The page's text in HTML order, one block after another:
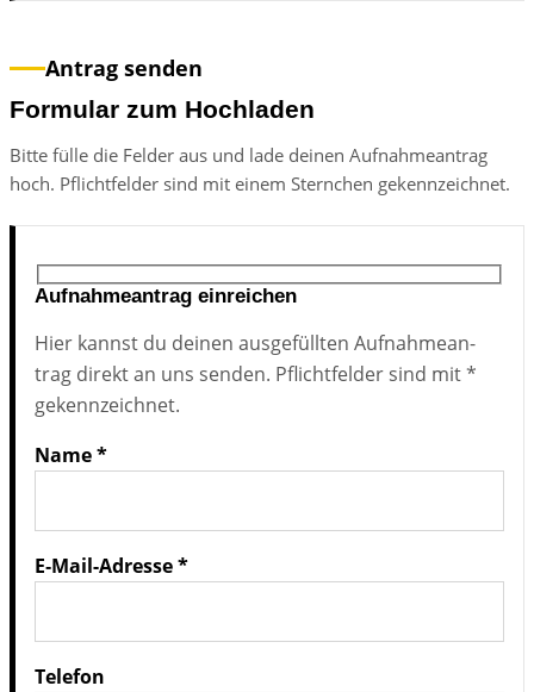
An­trag sen­den
Formular zum Hochladen
Bit­te fül­le die Fel­der aus und lade dei­nen Auf­nah­me­an­trag
hoch. Pflicht­fel­der sind mit ei­nem Stern­chen ge­kenn­zeich­net.
Aufnahmeantrag einreichen
Hier kannst du dei­nen aus­ge­füll­ten Auf­nah­me­an­
trag di­rekt an uns sen­den. Pflicht­fel­der sind mit *
ge­kenn­zeich­net.
Name *
E‑­Mail-Adres­se *
Te­le­fon